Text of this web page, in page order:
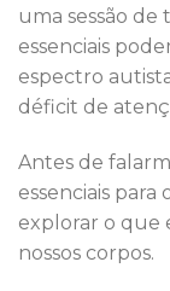
uma sessão de
essenciais
espectro
déficit de
Antes de
essenciais para
explorar o que
nossos corpos.